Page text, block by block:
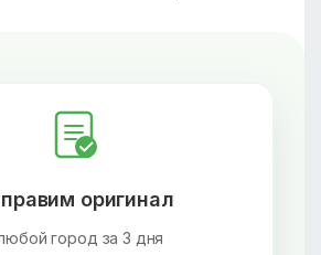
оригинал
город за 3 дня